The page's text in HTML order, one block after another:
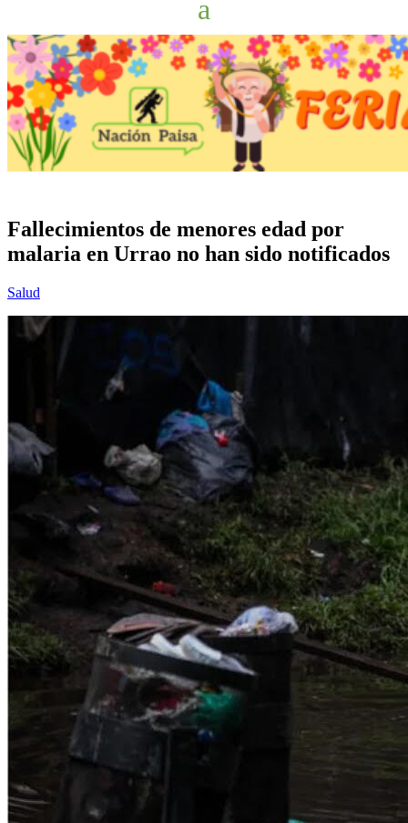
Fallecimientos de menores edad por
malaria en Urrao no han sido notificados
Salud